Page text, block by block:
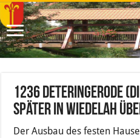
1236 Deteringerode
später in Wiedelah
Der Ausbau des festen